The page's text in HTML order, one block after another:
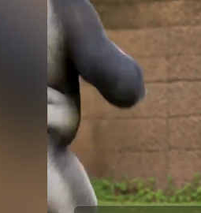
Studio Suara
Tukar Wajah
Terjemahan
Suara AI
Video Seumur